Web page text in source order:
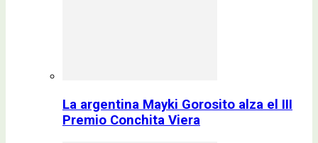
La argentina Mayki Gorosito alza el III
Premio Conchita Viera